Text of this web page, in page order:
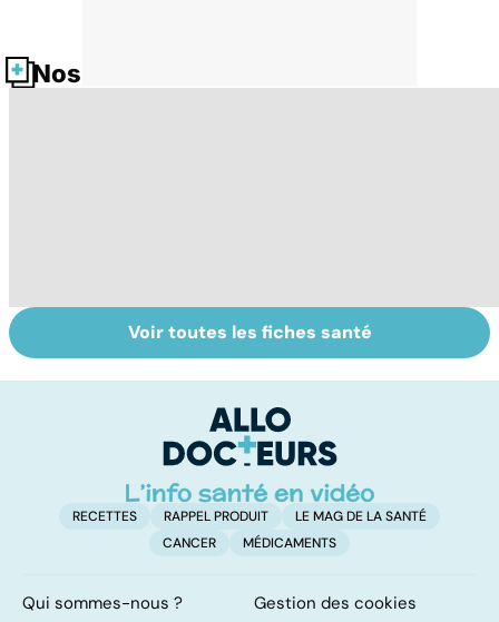
Nos fiches santé
Les agrumes et
leurs bienfaits
Intestin irritable :
le régime
solution ?
Voir toutes les fiches santé
RECETTES RAPPEL PRODUIT
LE MAG DE LA SANTÉ
CANCER
MÉDICAMENTS
Qui sommes-nous ?
Gestion des cookies